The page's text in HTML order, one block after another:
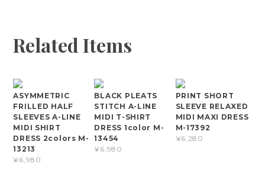
Related Items
ASYMMETRIC
FRILLED HALF
SLEEVES A-LINE
MIDI SHIRT
DRESS 2colors M-
13213
¥6,980
BLACK PLEATS
STITCH A-LINE
MIDI T-SHIRT
DRESS 1color M-
13454
¥6,980
PRINT SHORT
SLEEVE RELAXED
MIDI MAXI DRESS
M-17392
¥6,280